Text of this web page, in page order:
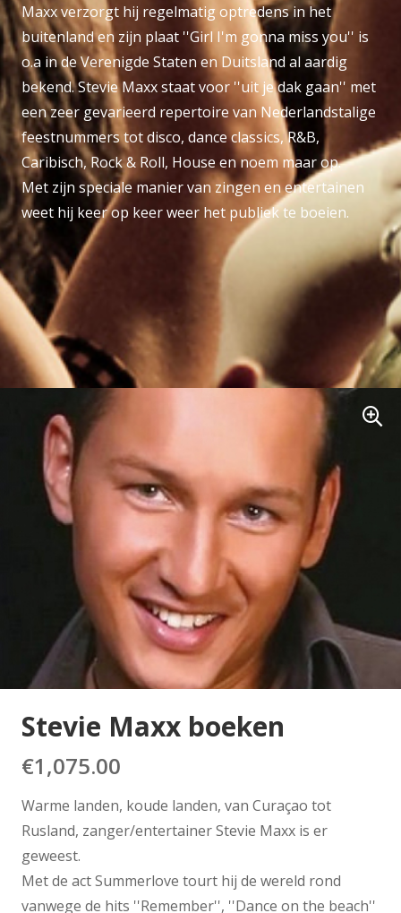
Maxx verzorgt hij regelmatig optredens in het
buitenland en zijn plaat ''Girl I'm gonna miss you'' is
o.a in de Verenigde Staten en Duitsland al aardig
bekend. Stevie Maxx staat voor ''uit je dak gaan'' met
een zeer gevarieerd repertoire van Nederlandstalige
feestnummers tot disco, dance classics, R&B,
Caribisch, Rock & Roll, House en noem maar op.
Met zijn speciale manier van zingen en entertainen
weet hij keer op keer weer het publiek te boeien.
Stevie Maxx boeken
€1,075.00
Warme landen, koude landen, van Curaçao tot
Rusland, zanger/entertainer Stevie Maxx is er
geweest.
Met de act Summerlove tourt hij de wereld rond
vanwege de hits ''Remember'', ''Dance on the beach''